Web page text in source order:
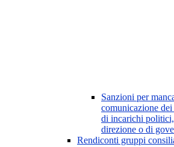
Sanzioni per
comunicazione
di incarichi
direzione o di
Rendiconti gruppi